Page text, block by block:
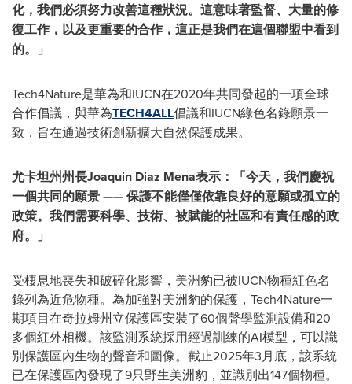
化，我們必須努力改善這種狀況。這意味著監督、大量的修
復工作，以及更重要的合作，這正是我們在這個聯盟中看到
的。 」
Tech4Nature是華為和IUCN在2020年共同發起的一項全球
合作倡議，與華為TECH4ALL倡議和IUCN綠色名錄願景一
致，旨在通過技術創新擴大自然保護成果。
尤卡坦州州長Joaquin Diaz Mena表示： 「今天，我們慶祝
一個共同的願景——保護不能僅僅依靠良好的意願或孤立的
政策。我們需要科學、技術、被賦能的社區和有責任感的政
府。 」
受棲息地喪失和破碎化影響，美洲豹已被IUCN物種紅色名
錄列為近危物種。為加強對美洲豹的保護，Tech4Nature一
期項目在奇拉姆州立保護區安裝了60個聲學監測設備和20
多個紅外相機。該監測系統採用經過訓練的AI模型，可以識
別保護區內生物的聲音和圖像。截止2025年3月底，該系統
已在保護區內發現了9只野生美洲豹，並識別出147個物種。